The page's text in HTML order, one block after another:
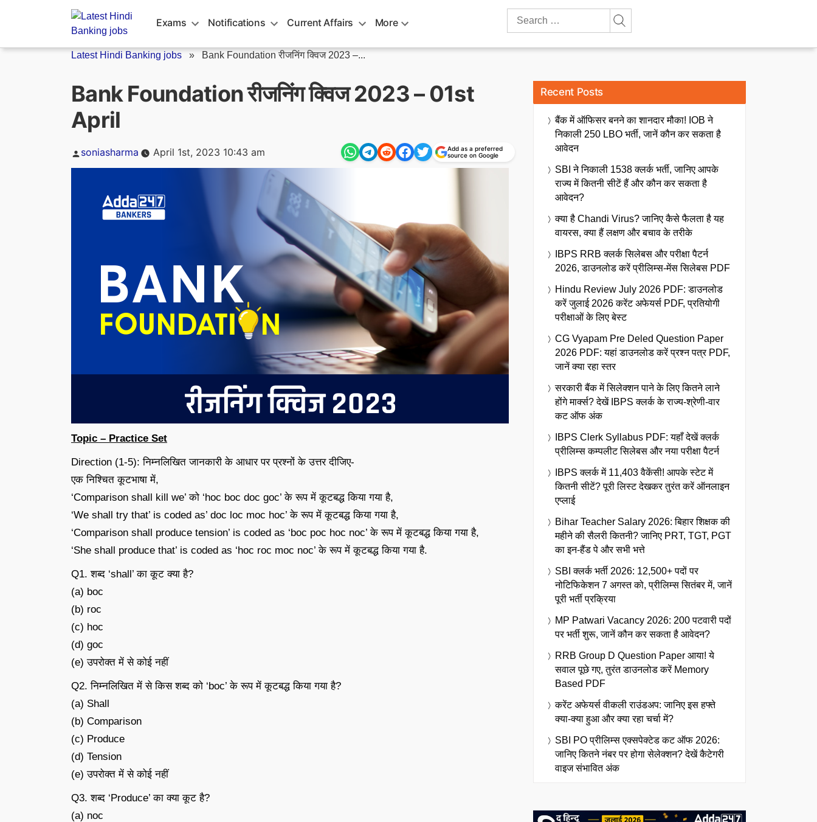
Exams Notifications Current Affairs More
Search
Latest Hindi Banking jobs » Bank Foundation रीजनिंग क्विज 2023 –...
Bank Foundation रीजनिंग क्विज 2023 – 01st
April
Posted
soniasharma April 1st, 2023 10:43 am
Add as a preferred
source on Google
Topic – Practice Set
Direction (1-5): निम्नलिखित जानकारी के आधार पर प्रश्नों के उत्तर दीजिए-
एक निश्चित कूटभाषा में,
‘Comparison shall kill we’ को ‘hoc boc doc goc’ के रूप में कूटबद्ध किया गया है,
‘We shall try that’ is coded as’ doc loc moc hoc’ के रूप में कूटबद्ध किया गया है,
‘Comparison shall produce tension’ is coded as ‘boc poc hoc noc’ के रूप में कूटबद्ध किया गया है,
‘She shall produce that’ is coded as ‘hoc roc moc noc’ के रूप में कूटबद्ध किया गया है.
Q1. शब्द ‘shall’ का कूट क्या है?
(a) boc
(b) roc
(c) hoc
(d) goc
(e) उपरोक्त में से कोई नहीं
Q2. निम्नलिखित में से किस शब्द को ‘boc’ के रूप में कूटबद्ध किया गया है?
(a) Shall
(b) Comparison
(c) Produce
(d) Tension
(e) उपरोक्त में से कोई नहीं
Q3. शब्द ‘Produce’ का क्या कूट है?
(a) noc
Recent Posts
बैंक में ऑफिसर बनने का शानदार मौका! IOB ने
निकाली 250 LBO भर्ती, जानें कौन कर सकता है
आवेदन
SBI ने निकाली 1538 क्लर्क भर्ती, जानिए आपके
राज्य में कितनी सीटें हैं और कौन कर सकता है
आवेदन?
क्या है Chandi Virus? जानिए कैसे फैलता है यह
वायरस, क्या हैं लक्षण और बचाव के तरीके
IBPS RRB क्लर्क सिलेबस और परीक्षा पैटर्न
2026, डाउनलोड करें प्रीलिम्स-मेंस सिलेबस PDF
Hindu Review July 2026 PDF: डाउनलोड
करें जुलाई 2026 करेंट अफेयर्स PDF, प्रतियोगी
परीक्षाओं के लिए बेस्ट
CG Vyapam Pre Deled Question Paper
2026 PDF: यहां डाउनलोड करें प्रश्न पत्र PDF,
जानें क्या रहा स्तर
सरकारी बैंक में सिलेक्शन पाने के लिए कितने लाने
होंगे मार्क्स? देखें IBPS क्लर्क के राज्य-श्रेणी-वार
कट ऑफ अंक
IBPS Clerk Syllabus PDF: यहाँ देखें क्लर्क
प्रीलिम्स कम्पलीट सिलेबस और नया परीक्षा पैटर्न
IBPS क्लर्क में 11,403 वैकेंसी! आपके स्टेट में
कितनी सीटें? पूरी लिस्ट देखकर तुरंत करें ऑनलाइन
एप्लाई
Bihar Teacher Salary 2026: बिहार शिक्षक की
महीने की सैलरी कितनी? जानिए PRT, TGT, PGT
का इन-हैंड पे और सभी भत्ते
SBI क्लर्क भर्ती 2026: 12,500+ पदों पर
नोटिफिकेशन 7 अगस्त को, प्रीलिम्स सितंबर में, जानें
पूरी भर्ती प्रक्रिया
MP Patwari Vacancy 2026: 200 पटवारी पदों
पर भर्ती शुरू, जानें कौन कर सकता है आवेदन?
RRB Group D Question Paper आया! ये
सवाल पूछे गए, तुरंत डाउनलोड करें Memory
Based PDF
करेंट अफेयर्स वीकली राउंडअप: जानिए इस हफ्ते
क्या-क्या हुआ और क्या रहा चर्चा में?
SBI PO प्रीलिम्स एक्सपेक्टेड कट ऑफ 2026:
जानिए कितने नंबर पर होगा सेलेक्शन? देखें कैटेगरी
वाइज संभावित अंक